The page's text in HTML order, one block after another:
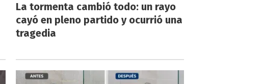
La tormenta cambió todo: un rayo
cayó en pleno partido y ocurrió una
tragedia